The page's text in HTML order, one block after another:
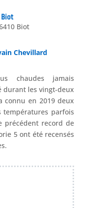
Biot
Chevillard
chaudes jamais
durant les vingt-deux
connu en 2019 deux
températures parfois
précédent record de
5 ont été recensés